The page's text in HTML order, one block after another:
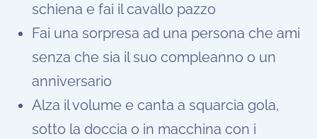
schiena e fai il cavallo pazzo
Fai una sorpresa ad una persona che ami
senza che sia il suo compleanno o un
anniversario
Alza il volume e canta a squarcia gola,
sotto la doccia o in macchina con i